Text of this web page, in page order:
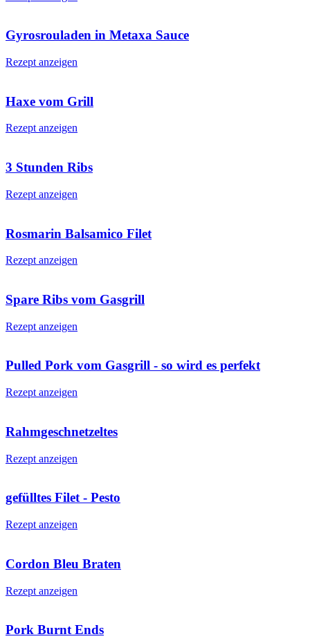
Gyrosrouladen in Metaxa Sauce
Rezept anzeigen
Haxe vom Grill
Rezept anzeigen
3 Stunden Ribs
Rezept anzeigen
Rosmarin Balsamico Filet
Rezept anzeigen
Spare Ribs vom Gasgrill
Rezept anzeigen
Pulled Pork vom Gasgrill - so wird es perfekt
Rezept anzeigen
Rahmgeschnetzeltes
Rezept anzeigen
gefülltes Filet - Pesto
Rezept anzeigen
Cordon Bleu Braten
Rezept anzeigen
Pork Burnt Ends